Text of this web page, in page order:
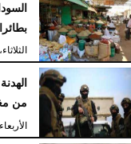
الثلاثاء، 17 فبراير 2026
من
الأربعاء، 21 يناير